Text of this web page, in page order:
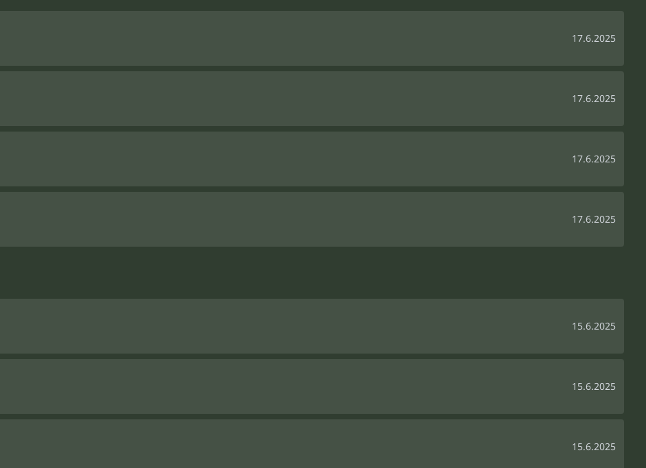
17.6.2025
17.6.2025
17.6.2025
17.6.2025
15.6.2025
15.6.2025
15.6.2025